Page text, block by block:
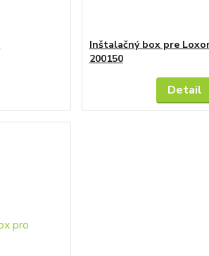
Inštalačný box pre
200150
Detail